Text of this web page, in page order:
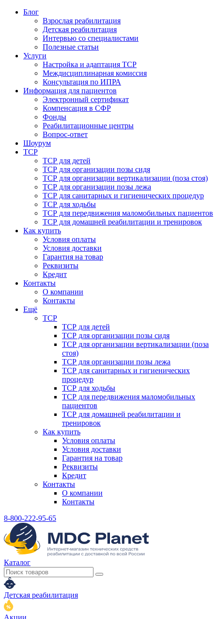
Блог
Взрослая реабилитация
Детская реабилитация
Интервью со специалистами
Полезные статьи
Услуги
Настройка и адаптация ТСР
Междисциплинарная комиссия
Консультация по ИПРА
Информация для пациентов
Электронный сертификат
Компенсация в СФР
Фонды
Реабилитационные центры
Вопрос-ответ
Шоурум
ТСР
ТСР для детей
ТСР для организации позы сидя
ТСР для организации вертикализации (поза стоя)
ТСР для организации позы лежа
ТСР для санитарных и гигиенических процедур
ТСР для ходьбы
ТСР для передвижения маломобильных пациентов
ТСР для домашней реабилитации и тренировок
Как купить
Условия оплаты
Условия доставки
Гарантия на товар
Реквизиты
Кредит
Контакты
О компании
Контакты
Ещё
ТСР
ТСР для детей
ТСР для организации позы сидя
ТСР для организации вертикализации (поза
стоя)
ТСР для организации позы лежа
ТСР для санитарных и гигиенических
процедур
ТСР для ходьбы
ТСР для передвижения маломобильных
пациентов
ТСР для домашней реабилитации и
тренировок
Как купить
Условия оплаты
Условия доставки
Гарантия на товар
Реквизиты
Кредит
Контакты
О компании
Контакты
8-800-222-95-65
Каталог
Детская реабилитация
Акции